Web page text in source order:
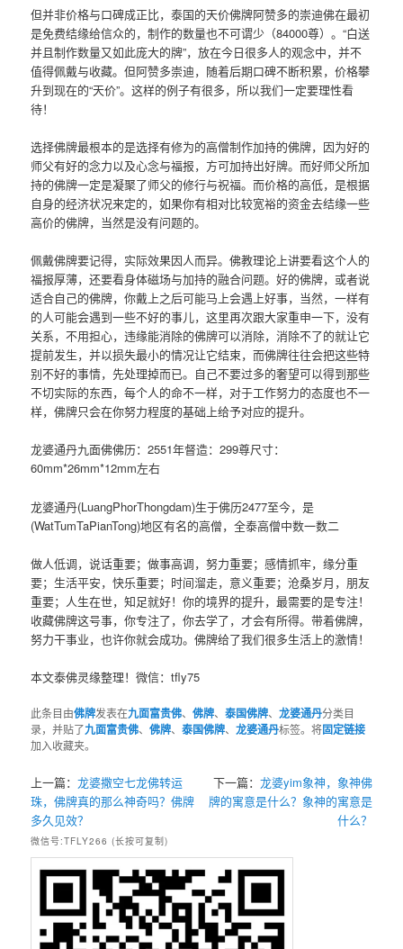
但并非价格与口碑成正比，泰国的天价佛牌阿赞多的崇迪佛在最初
是免费结缘给信众的，制作的数量也不可谓少（84000尊）。“白送
并且制作数量又如此庞大的牌”，放在今日很多人的观念中，并不
值得佩戴与收藏。但阿赞多崇迪，随着后期口碑不断积累，价格攀
升到现在的“天价”。这样的例子有很多，所以我们一定要理性看
待！
选择佛牌最根本的是选择有修为的高僧制作加持的佛牌，因为好的
师父有好的念力以及心念与福报，方可加持出好牌。而好师父所加
持的佛牌一定是凝聚了师父的修行与祝福。而价格的高低，是根据
自身的经济状况来定的，如果你有相对比较宽裕的资金去结缘一些
高价的佛牌，当然是没有问题的。
佩戴佛牌要记得，实际效果因人而异。佛教理论上讲要看这个人的
福报厚薄，还要看身体磁场与加持的融合问题。好的佛牌，或者说
适合自己的佛牌，你戴上之后可能马上会遇上好事，当然，一样有
的人可能会遇到一些不好的事儿，这里再次跟大家重申一下，没有
关系，不用担心，违缘能消除的佛牌可以消除，消除不了的就让它
提前发生，并以损失最小的情况让它结束，而佛牌往往会把这些特
别不好的事情，先处理掉而已。自己不要过多的奢望可以得到那些
不切实际的东西，每个人的命不一样，对于工作努力的态度也不一
样，佛牌只会在你努力程度的基础上给予对应的提升。
龙婆通丹九面佛佛历：2551年督造：299尊尺寸：
60mm*26mm*12mm左右
龙婆通丹(LuangPhorThongdam)生于佛历2477至今，是
(WatTumTaPianTong)地区有名的高僧，全泰高僧中数一数二
做人低调，说话重要；做事高调，努力重要；感情抓牢，缘分重
要；生活平安，快乐重要；时间溜走，意义重要；沧桑岁月，朋友
重要；人生在世，知足就好！你的境界的提升，最需要的是专注！
收藏佛牌这号事，你专注了，你去学了，才会有所得。带着佛牌，
努力干事业，也许你就会成功。佛牌给了我们很多生活上的激情！
本文泰佛灵缘整理！微信：tfly75
此条目由佛牌发表在九面富贵佛、佛牌、泰国佛牌、龙婆通丹分类目
录，并贴了九面富贵佛、佛牌、泰国佛牌、龙婆通丹标签。将固定链接
加入收藏夹。
上一篇：龙婆撒空七龙佛转运
珠，佛牌真的那么神奇吗？佛牌
多久见效？
下一篇： 龙婆yim象神，象神佛
牌的寓意是什么？象神的寓意是
什么？
微信号:TFLY266 (长按可复制)